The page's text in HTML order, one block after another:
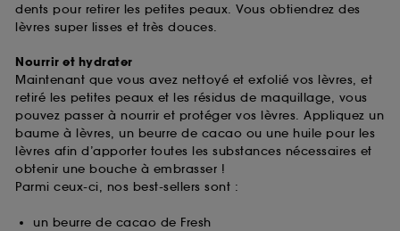
dents pour retirer les petites peaux. Vous obtiendrez des
lèvres super lisses et très douces.
Nourrir et hydrater
Maintenant que vous avez nettoyé et exfolié vos lèvres, et
retiré les petites peaux et les résidus de maquillage, vous
pouvez passer à nourrir et protéger vos lèvres. Appliquez un
baume à lèvres, un beurre de cacao ou une huile pour les
lèvres afin d’apporter toutes les substances nécessaires et
obtenir une bouche à embrasser !
Parmi ceux-ci, nos best-sellers sont :
un beurre de cacao de Fresh